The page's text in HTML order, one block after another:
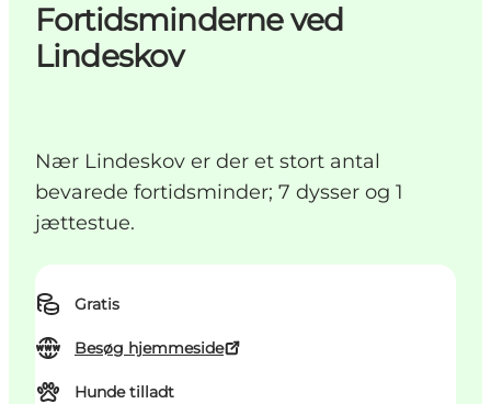
Fortidsminderne ved
Lindeskov
Nær Lindeskov er der et stort antal
bevarede fortidsminder; 7 dysser og 1
jættestue.
Gratis
Besøg hjemmeside
Hunde tilladt